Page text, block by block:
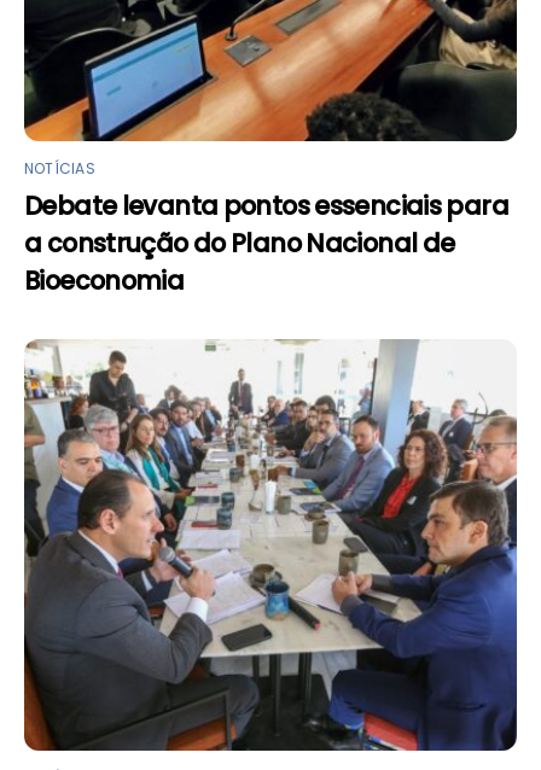
NOTÍCIAS
Debate levanta pontos essenciais para
a construção do Plano Nacional de
Bioeconomia